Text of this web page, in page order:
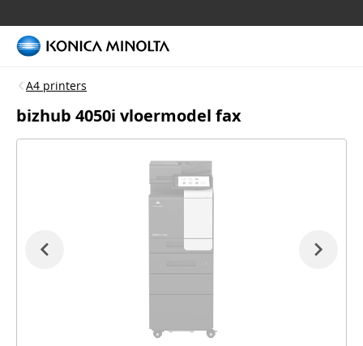
A4 printers
bizhub 4050i vloermodel fax